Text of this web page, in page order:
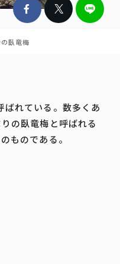
臥竜梅
れている。数多くあ
の臥竜梅と呼ばれる
ものである。